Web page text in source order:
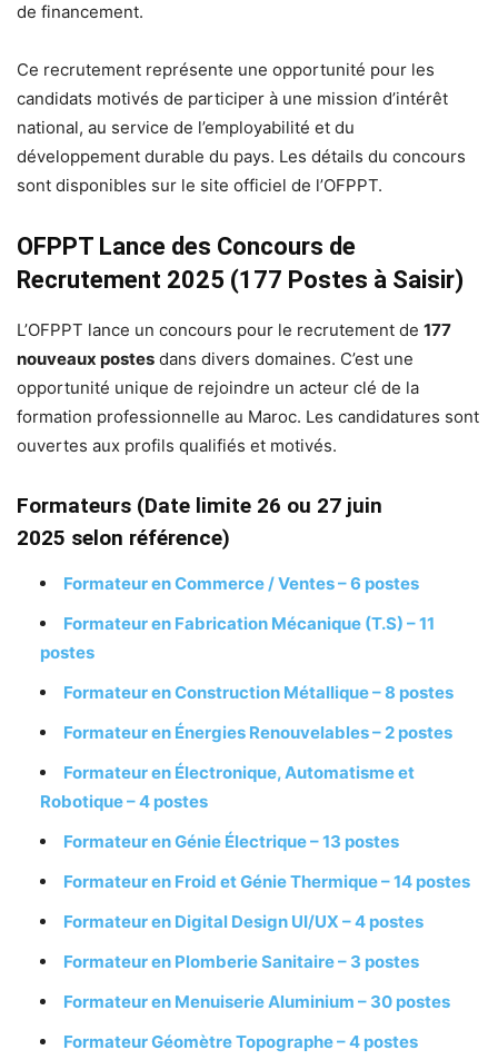
de financement.
Ce recrutement représente une opportunité pour les
candidats motivés de participer à une mission d’intérêt
national, au service de l’employabilité et du
développement durable du pays. Les détails du concours
sont disponibles sur le site officiel de l’OFPPT.
OFPPT Lance des Concours de
Recrutement 2025 (177 Postes à Saisir)
L’OFPPT lance un concours pour le recrutement de 177
nouveaux postes dans divers domaines. C’est une
opportunité unique de rejoindre un acteur clé de la
formation professionnelle au Maroc. Les candidatures sont
ouvertes aux profils qualifiés et motivés.
Formateurs (Date limite 26 ou 27 juin
2025 selon référence)
Formateur en Commerce / Ventes – 6 postes
Formateur en Fabrication Mécanique (T.S) – 11
postes
Formateur en Construction Métallique – 8 postes
Formateur en Énergies Renouvelables – 2 postes
Formateur en Électronique, Automatisme et
Robotique – 4 postes
Formateur en Génie Électrique – 13 postes
Formateur en Froid et Génie Thermique – 14 postes
Formateur en Digital Design UI/UX – 4 postes
Formateur en Plomberie Sanitaire – 3 postes
Formateur en Menuiserie Aluminium – 30 postes
Formateur Géomètre Topographe – 4 postes